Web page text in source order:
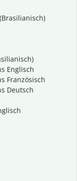
Englisch
Französisch
Deutsch